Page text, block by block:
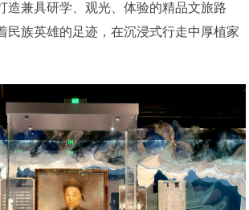
造兼具研学、观光、体验的精品文旅路
民族英雄的足迹，在沉浸式行走中厚植家